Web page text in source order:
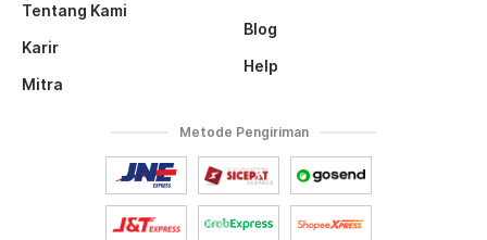
Tentang Kami
Karir
Mitra
Blog
Help
Metode Pengiriman